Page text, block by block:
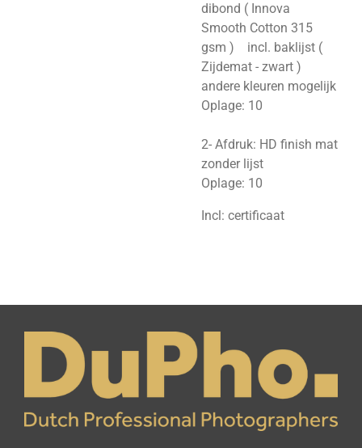
dibond ( Innova
Smooth Cotton 315
gsm ) incl. baklijst (
Zijdemat - zwart )
andere kleuren mogelijk
Oplage: 10
2- Afdruk: HD finish mat
zonder lijst
Oplage: 10
Incl: certificaat